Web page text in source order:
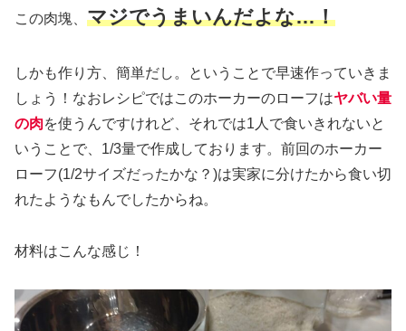
この肉塊、 マジでうまいんだよな…！
しかも作り方、簡単だし。ということで早速作っていきま
しょう！なおレシピではこのホーカーのローフはヤバい量
の肉を使うんですけれど、それでは1人で食いきれないと
いうことで、1/3量で作成しております。前回のホーカー
ローフ(1/2サイズだったかな？)は実家に分けたから食い切
れたようなもんでしたからね。
材料はこんな感じ！